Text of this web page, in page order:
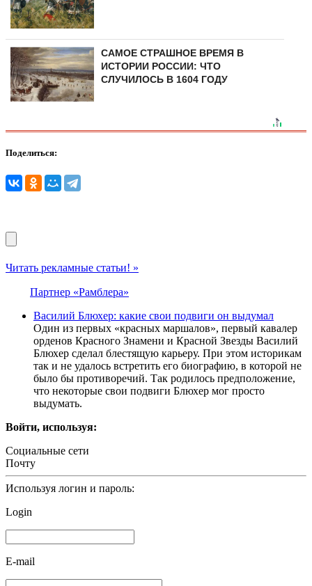
САМОЕ СТРАШНОЕ ВРЕМЯ В
ИСТОРИИ РОССИИ: ЧТО
СЛУЧИЛОСЬ В 1604 ГОДУ
Поделиться:
Читать рекламные статьи! »
Партнер «Рамблера»
Василий Блюхер: какие свои подвиги он выдумал
Один из первых «красных маршалов», первый кавалер
орденов Красного Знамени и Красной Звезды Василий
Блюхер сделал блестящую карьеру. При этом историкам
так и не удалось встретить его биографию, в которой не
было бы противоречий. Так родилось предположение,
что некоторые свои подвиги Блюхер мог просто
выдумать.
Войти, используя:
Социальные сети
Почту
Используя логин и пароль:
Login
E-mail